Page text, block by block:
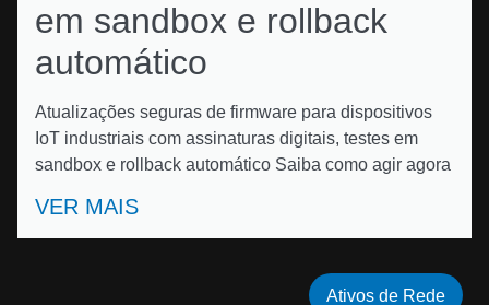
em sandbox e rollback
automático
Atualizações seguras de firmware para dispositivos
IoT industriais com assinaturas digitais, testes em
sandbox e rollback automático Saiba como agir agora
VER MAIS
Ativos de Rede